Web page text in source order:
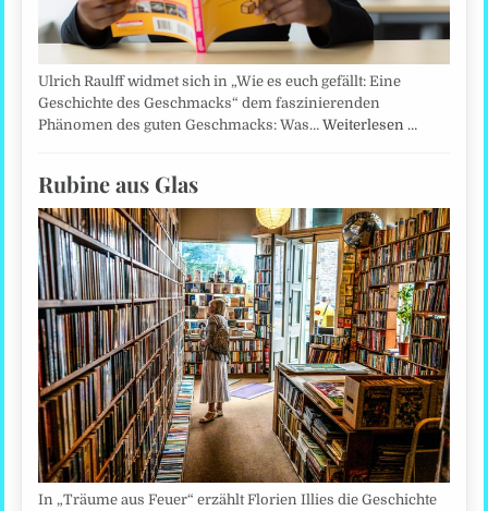
Ulrich Raulff widmet sich in „Wie es euch gefällt: Eine
Geschichte des Geschmacks“ dem faszinierenden
Phänomen des guten Geschmacks: Was…Weiterlesen …
Rubine aus Glas
In „Träume aus Feuer“ erzählt Florien Illies die Geschichte